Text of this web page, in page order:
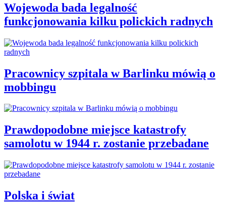
Wojewoda bada legalność
funkcjonowania kilku polickich radnych
Pracownicy szpitala w Barlinku mówią o
mobbingu
Prawdopodobne miejsce katastrofy
samolotu w 1944 r. zostanie przebadane
Polska i świat